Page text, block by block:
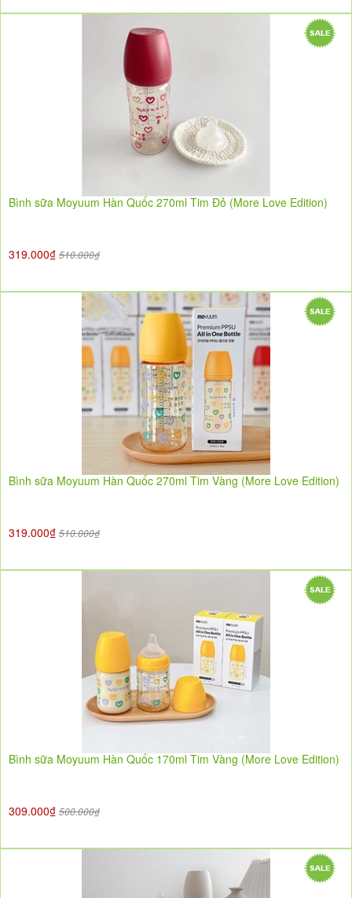
Bình sữa Moyuum Hàn Quốc 270ml Tim Đỏ (More Love Edition)
319.000₫ 510.000₫
Bình sữa Moyuum Hàn Quốc 270ml Tim Vàng (More Love Edition)
319.000₫ 510.000₫
Bình sữa Moyuum Hàn Quốc 170ml Tim Vàng (More Love Edition)
309.000₫ 500.000₫